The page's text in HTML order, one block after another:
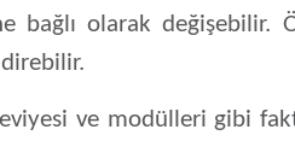
olarak değişebilir.
ve modülleri gibi